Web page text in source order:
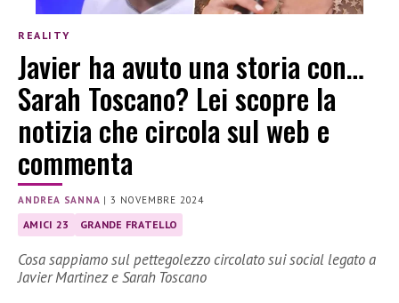
REALITY
Javier ha avuto una storia con…
Sarah Toscano? Lei scopre la
notizia che circola sul web e
commenta
ANDREA SANNA |3 NOVEMBRE 2024
AMICI 23 GRANDE FRATELLO
Cosa sappiamo sul pettegolezzo circolato sui social legato a
Javier Martinez e Sarah Toscano